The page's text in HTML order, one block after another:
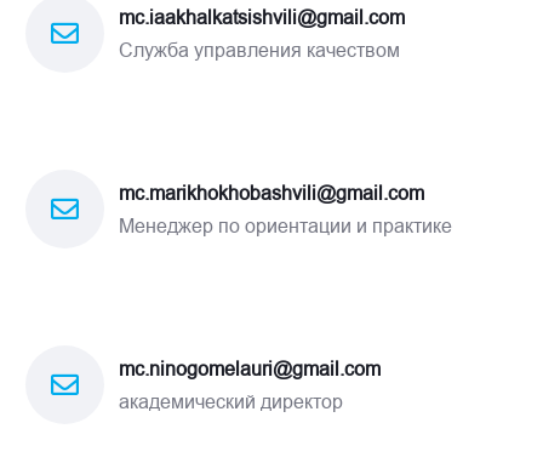
mc.iaakhalkatsishvili@gmail.com
Служба управления качеством
mc.marikhokhobashvili@gmail.com
Менеджер по ориентации и практике
mc.ninogomelauri@gmail.com
академический директор